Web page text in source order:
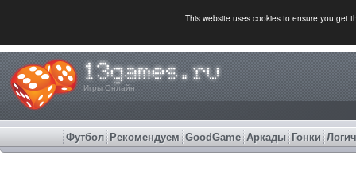
This website uses cookies to ensure you get
Игры Онлайн
Футбол Рекомендуем GoodGame Аркады Гонки